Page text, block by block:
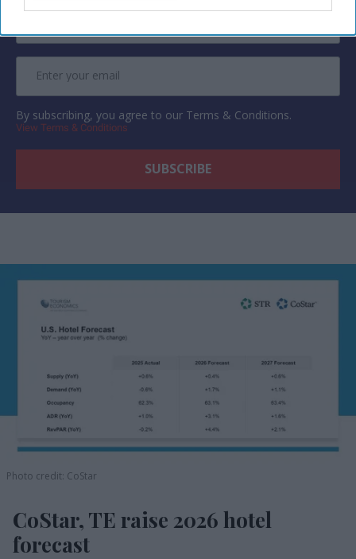
By subscribing, you agree to our Terms & Conditions.
View Terms & Conditions
Photo credit: CoStar
CoStar, TE raise 2026 hotel
forecast